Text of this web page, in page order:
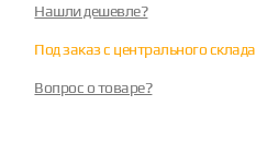
Нашли дешевле?
Под заказ с центрального склада
Вопрос о товаре?